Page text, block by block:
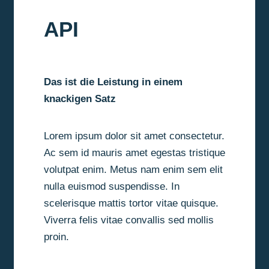
API
Das ist die Leistung in einem
knackigen Satz
Lorem ipsum dolor sit amet consectetur.
Ac sem id mauris amet egestas tristique
volutpat enim. Metus nam enim sem elit
nulla euismod suspendisse. In
scelerisque mattis tortor vitae quisque.
Viverra felis vitae convallis sed mollis
proin.